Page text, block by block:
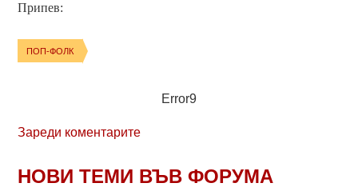
Припев:
ПОП-ФОЛК
Error9
Зареди коментарите
НОВИ ТЕМИ ВЪВ ФОРУМА